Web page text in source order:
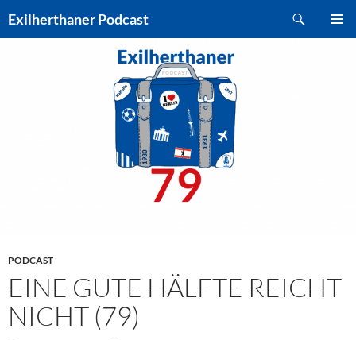
Inhalt
Exilherthaner Podcast
PODCAST
EINE GUTE HÄLFTE REICHT
NICHT (79)